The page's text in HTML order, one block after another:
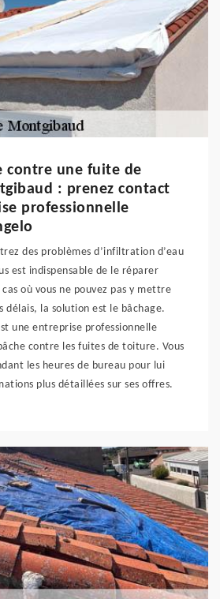
contre une fuite de
: prenez contact
professionnelle
des problèmes d’infiltration d’eau
est indispensable de le réparer
où vous ne pouvez pas y mettre
délais, la solution est le bâchage.
une entreprise professionnelle
contre les fuites de toiture. Vous
les heures de bureau pour lui
plus détaillées sur ses offres.